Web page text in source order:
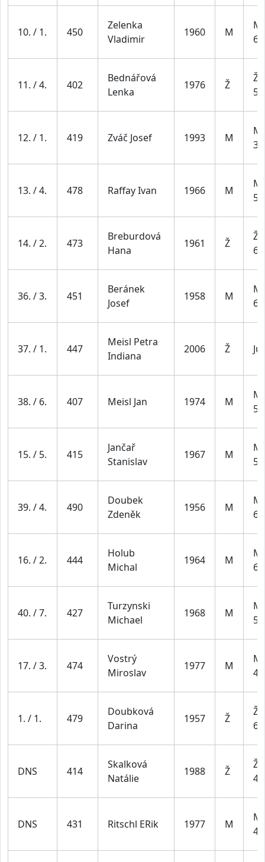
10. / 1. 450
Zelenka
Vladimir
1960 M
11. / 4. 402
Bednářová
Lenka
1976 Ž
12. / 1. 419 Zváč Josef 1993 M
13. / 4. 478 Raffay Ivan 1966 M
14. / 2. 473
Breburdová
Hana
1961 Ž
36. / 3. 451
Beránek
Josef
1958 M
37. / 1. 447
Meisl Petra
Indiana
2006 Ž
38. / 6. 407 Meisl Jan 1974 M
15. / 5. 415
Jančař
Stanislav
1967 M
39. / 4. 490
Doubek
Zdeněk
1956 M
16. / 2. 444
Holub
Michal
1964 M
40. / 7. 427
Turzynski
Michael
1968 M
17. / 3. 474
Vostrý
Miroslav
1977 M
1. / 1. 479
Doubková
Darina
1957 Ž
DNS 414
Skalková
Natálie
1988 Ž
DNS 431 Ritschl ERik 1977 M